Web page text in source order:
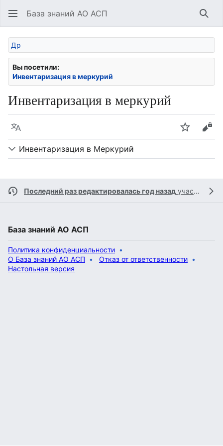
База знаний АО АСП
Др
Вы посетили:
Инвентаризация в меркурий
Инвентаризация в меркурий
Язык Следить
Инвентаризация в Меркурий
Последний раз редактировалась год назад участником
База знаний АО АСП
Политика конфиденциальности
О База знаний АО АСП
Отказ от ответственности
Настольная версия